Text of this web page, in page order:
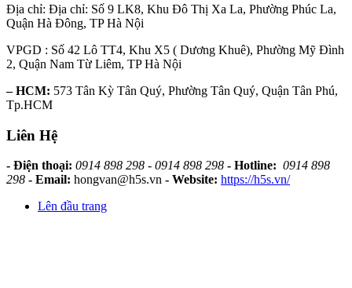
Địa chỉ: Địa chỉ: Số 9 LK8, Khu Đô Thị Xa La, Phường Phúc La,
Quận Hà Đông, TP Hà Nội
VPGD : Số 42 Lô TT4, Khu X5 ( Dương Khuê), Phường Mỹ Đình
2, Quận Nam Từ Liêm, TP Hà Nội
– HCM: 573 Tân Kỳ Tân Quý, Phường Tân Quý, Quận Tân Phú,
Tp.HCM
Liên Hệ
- Điện thoại: 0914 898 298 - 0914 898 298 - Hotline: 0914 898
298 - Email: hongvan@h5s.vn - Website: https://h5s.vn/
Lên đầu trang